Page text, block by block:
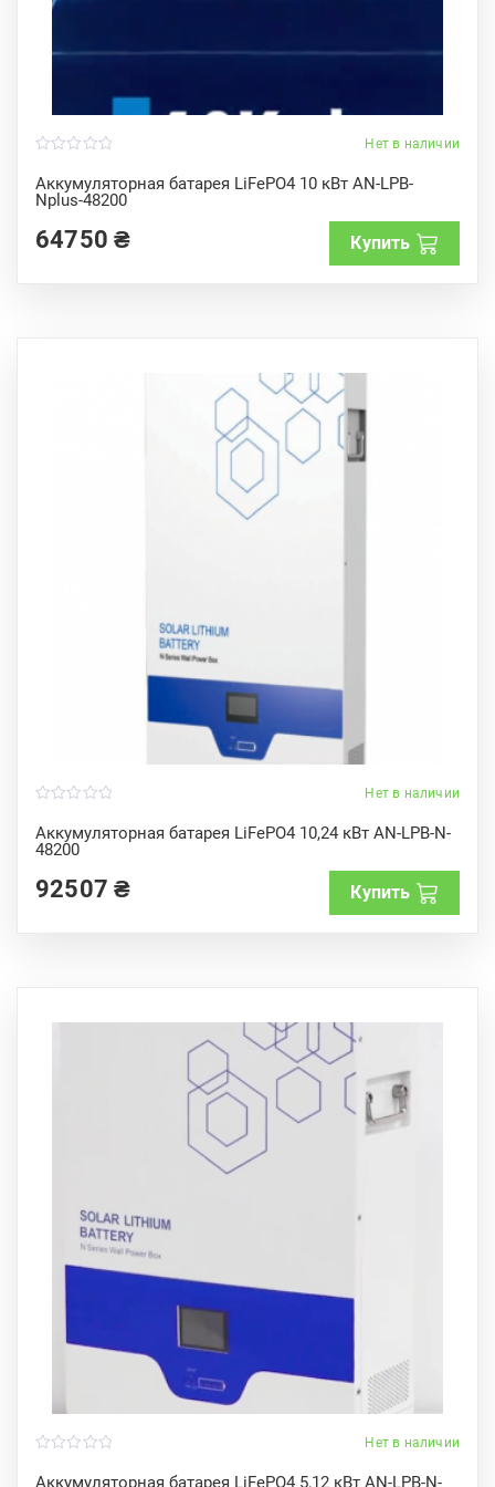
Нет в наличии
Аккумуляторная батарея LiFePO4 10 кВт AN-LPB-
Nplus-48200
o
u
t
f
5
64750₴ Купить
Нет в наличии
Аккумуляторная батарея LiFePO4 10,24 кВт AN-LPB-N-
48200
o
u
t
f
5
92507₴ Купить
Нет в наличии
Аккумуляторная батарея LiFePO4 5,12 кВт AN-LPB-N-
o